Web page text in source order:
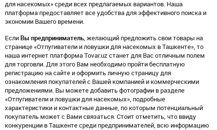
для насекомых» среди всех предлагаемых вариантов. Наша
платформа предоставляет все удобства для эффективного поиска и
экономии Вашего времени.
Если Вы предприниматель, желающий предложить свои товары на
странице «Отпугиватели и ловушки для насекомых в Ташкенте», то
наша интернет платформа Tovar.uz станет для Вас отличным полем
для торговли. Для этого Вам необходимо пройти бесплатную
регистрацию на сайте и оформить личную страницу для
ознакомления покупателей с Вашей компанией и коммерческими
предложениями. Вы можете добавить фотографии в разделе
«Отпугиватели и ловушки для насекомых», подробные
характеристики и контактные данные, по которым потенциальный
покупатель может с Вами связаться. Стоит отметить, что ввиду
конкуренции в Ташкенте среди предпринимателей, всю информацию